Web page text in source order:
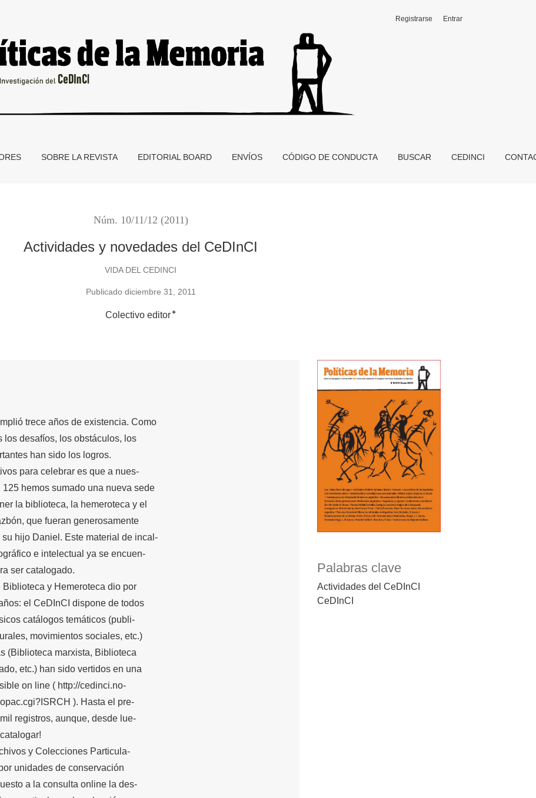
SOBRE LA REVISTA EDITORIAL BOARD ENVÍOS CÓDIGO DE CONDUCTA BUSCAR CEDINCI
Registrarse Entrar
Núm. 10/11/12 (2011)
Actividades y novedades del CeDInCI
VIDA DEL CEDINCI
Publicado diciembre 31, 2011
Colectivo editor+
Palabras clave
Actividades del CeDInCI
CeDInCI
trece años de existencia. Como
los desafíos, los obstáculos, los
han sido los logros.
para celebrar es que a nues-
hemos sumado una nueva sede
la biblioteca, la hemeroteca y el
que fueran generosamente
hijo Daniel. Este material de incal-
e intelectual ya se encuen-
ser catalogado.
y Hemeroteca dio por
el CeDInCI dispone de todos
catálogos temáticos (publi-
movimientos sociales, etc.)
(Biblioteca marxista, Biblioteca
etc.) han sido vertidos en una
on line ( http://cedinci.no-
). Hasta el pre-
registros, aunque, desde lue-
y Colecciones Particula-
unidades de conservación
a la consulta online la des-